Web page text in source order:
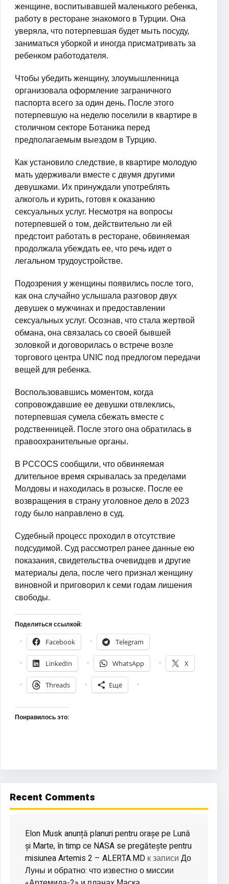
женщине, воспитывавшей маленького ребенка,
работу в ресторане знакомого в Турции. Она
уверяла, что потерпевшая будет мыть посуду,
заниматься уборкой и иногда присматривать за
ребенком работодателя.
Чтобы убедить женщину, злоумышленница
организовала оформление заграничного
паспорта всего за один день. После этого
потерпевшую на неделю поселили в квартире в
столичном секторе Ботаника перед
предполагаемым выездом в Турцию.
Как установило следствие, в квартире молодую
мать удерживали вместе с двумя другими
девушками. Их принуждали употреблять
алкоголь и курить, готовя к оказанию
сексуальных услуг. Несмотря на вопросы
потерпевшей о том, действительно ли ей
предстоит работать в ресторане, обвиняемая
продолжала убеждать ее, что речь идет о
легальном трудоустройстве.
Подозрения у женщины появились после того,
как она случайно услышала разговор двух
девушек о мужчинах и предоставлении
сексуальных услуг. Осознав, что стала жертвой
обмана, она связалась со своей бывшей
золовкой и договорилась о встрече возле
торгового центра UNIC под предлогом передачи
вещей для ребенка.
Воспользовавшись моментом, когда
сопровождавшие ее девушки отвлеклись,
потерпевшая сумела сбежать вместе с
родственницей. После этого она обратилась в
правоохранительные органы.
В PCCOCS сообщили, что обвиняемая
длительное время скрывалась за пределами
Молдовы и находилась в розыске. После ее
возвращения в страну уголовное дело в 2023
году было направлено в суд.
Судебный процесс проходил в отсутствие
подсудимой. Суд рассмотрел ранее данные ею
показания, свидетельства очевидцев и другие
материалы дела, после чего признал женщину
виновной и приговорил к семи годам лишения
свободы.
Поделиться ссылкой:
Facebook
Telegram
LinkedIn WhatsApp X
Threads Ещё
Понравилось это:
Recent Comments
Elon Musk anunță planuri pentru orașe pe Lună
și Marte, în timp ce NASA se pregătește pentru
misiunea Artemis 2 – ALERTA.MD к записи До
Луны и обратно: что известно о миссии